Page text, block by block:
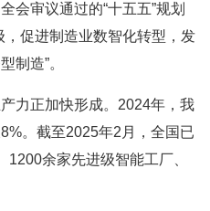
会审议通过的“十五五”规划
，促进制造业数智化转型，发
制造”。
力正加快形成。2024年，我
。截至2025年2月，全国已
余家先进级智能工厂、